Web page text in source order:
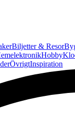
Biljetter & Resor
Hobby
ÖvrigtInspiration